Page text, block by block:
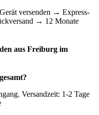
versenden → Express-
→ 12 Monate
aus Freiburg im
Versandzeit: 1-2 Tage